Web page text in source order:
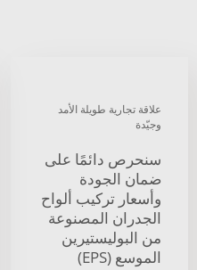
علاقة تجارية طويلة الأمد
وجيّدة
سنحرص دائمًا على
ضمان الجودة
وأسعار تركيب ألواح
الجدران المصنوعة
من البوليستيرين
الموسع (EPS)